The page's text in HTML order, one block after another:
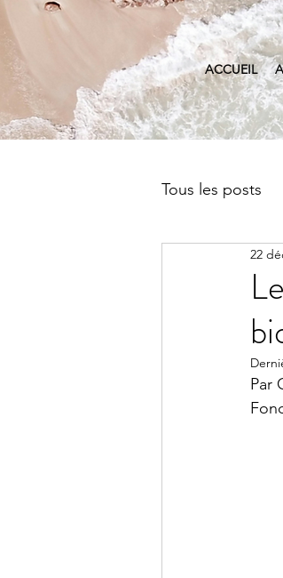
ACCUEIL
Tous les posts
22
Par